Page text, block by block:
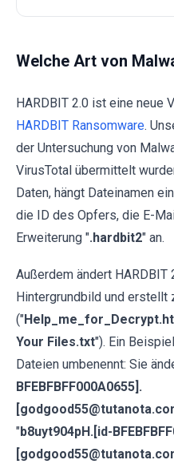
Welche Art von
HARDBIT 2.0 ist eine neue
HARDBIT Ransomware.
der Untersuchung von
VirusTotal übermittelt
Daten, hängt Dateinamen
die ID des Opfers, die E-
Erweiterung ".hardbit2" an.
Außerdem ändert
Hintergrundbild und
("
Your Files.txt"). Ein
Dateien umbenennt: Sie
BFEBFBFF000A0655].
"b8uyt904pH.[id-